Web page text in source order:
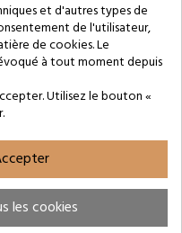
C.F.: 13466181008
1449325 - Registre du
Rome
- TestSide
et d'autres types de
de l'utilisateur,
de cookies. Le
à tout moment depuis
Utilisez le bouton «
les cookies